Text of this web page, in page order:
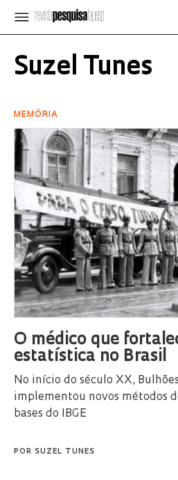
Suzel Tunes
MEMÓRIA
O médico que
estatística no Brasil
No início do século XX,
implementou novos métodos
bases do IBGE
POR SUZEL TUNES